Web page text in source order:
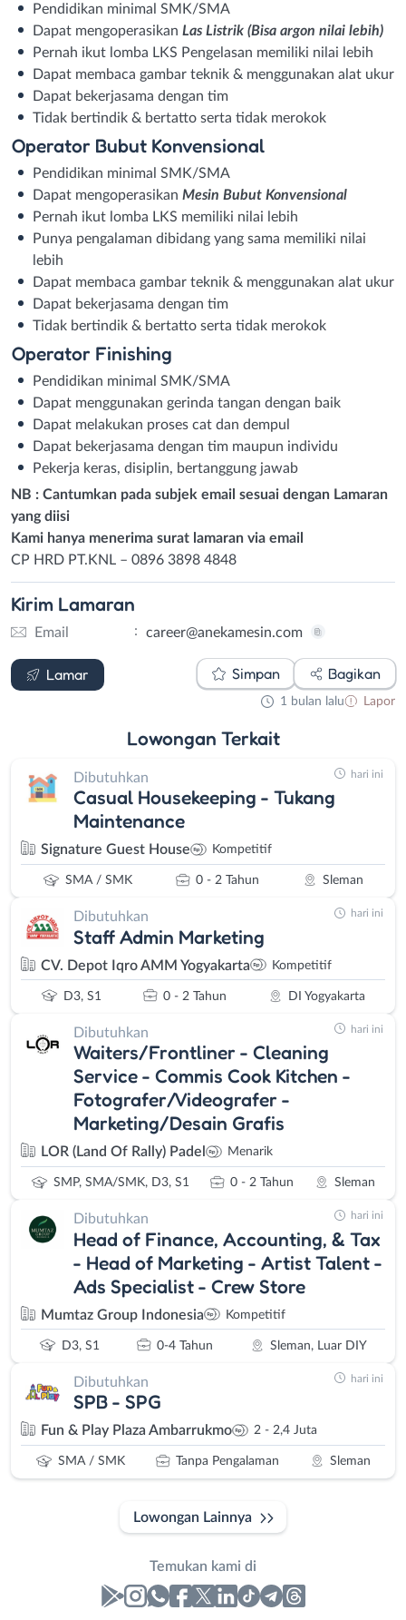
Pendidikan minimal SMK/SMA
Dapat mengoperasikan Las Listrik (Bisa argon nilai lebih)
Pernah ikut lomba LKS Pengelasan memiliki nilai lebih
Dapat membaca gambar teknik & menggunakan alat ukur
Dapat bekerjasama dengan tim
Tidak bertindik & bertatto serta tidak merokok
Operator Bubut Konvensional
Pendidikan minimal SMK/SMA
Dapat mengoperasikan Mesin Bubut Konvensional
Pernah ikut lomba LKS memiliki nilai lebih
Punya pengalaman dibidang yang sama memiliki nilai
lebih
Dapat membaca gambar teknik & menggunakan alat ukur
Dapat bekerjasama dengan tim
Tidak bertindik & bertatto serta tidak merokok
Operator Finishing
Pendidikan minimal SMK/SMA
Dapat menggunakan gerinda tangan dengan baik
Dapat melakukan proses cat dan dempul
Dapat bekerjasama dengan tim maupun individu
Pekerja keras, disiplin, bertanggung jawab
NB : Cantumkan pada subjek email sesuai dengan Lamaran
yang diisi
Kami hanya menerima surat lamaran via email
CP HRD PT.KNL – 0896 3898 4848
Kirim Lamaran
Email : career@anekamesin.com
Lamar
Email
Simpan Bagikan
1 bulan lalu Lapor
Lowongan Terkait
Dibutuhkan
Casual Housekeeping - Tukang
Maintenance
Signature Guest House Kompetitif
SMA / SMK 0 - 2 Tahun Sleman
hari ini
Dibutuhkan
Staff Admin Marketing
CV. Depot Iqro AMM Yogyakarta Kompetitif
D3, S1 0 - 2 Tahun DI Yogyakarta
hari ini
Dibutuhkan
Waiters/Frontliner - Cleaning
Service - Commis Cook Kitchen -
Fotografer/Videografer -
Marketing/Desain Grafis
LOR (Land Of Rally) Padel Menarik
SMP, SMA/SMK, D3, S1 0 - 2 Tahun Sleman
hari ini
Dibutuhkan
Head of Finance, Accounting, & Tax
- Head of Marketing - Artist Talent -
Ads Specialist - Crew Store
Mumtaz Group Indonesia Kompetitif
D3, S1 0-4 Tahun Sleman, Luar DIY
hari ini
Dibutuhkan
SPB - SPG
Fun & Play Plaza Ambarrukmo 2 - 2,4 Juta
SMA / SMK Tanpa Pengalaman Sleman
hari ini
Lowongan Lainnya
Temukan kami di